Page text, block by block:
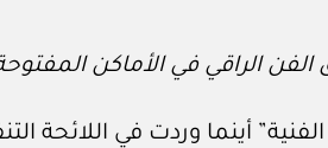
الراقي في الأماكن
أينما وردت في اللائحة